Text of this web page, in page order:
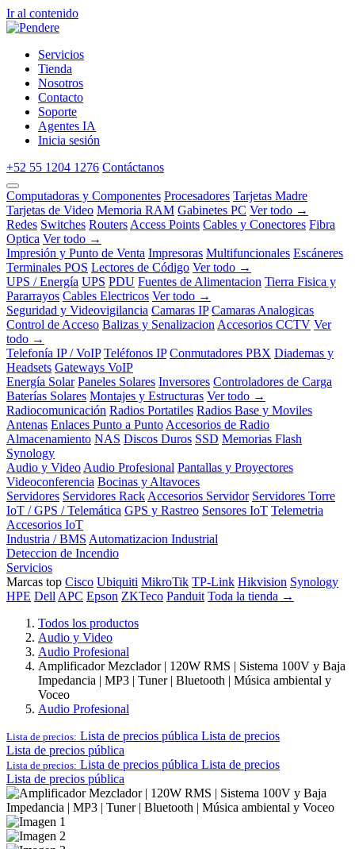
Ir al contenido
Servicios
Tienda
Nosotros
Contacto
Soporte
Agentes IA
Inicia sesión
+52 55 1204 1276 Contáctanos
Computadoras y Componentes Procesadores Tarjetas Madre
Tarjetas de Video Memoria RAM Gabinetes PC Ver todo →
Redes Switches Routers Access Points Cables y Conectores Fibra
Optica Ver todo →
Impresión y Punto de Venta Impresoras Multifuncionales Escáneres
Terminales POS Lectores de Código Ver todo →
UPS / Energía UPS PDU Fuentes de Alimentacion Tierra Fisica y
Pararrayos Cables Electricos Ver todo →
Seguridad y Videovigilancia Camaras IP Camaras Analogicas
Control de Acceso Balizas y Senalizacion Accesorios CCTV Ver
todo →
Telefonía IP / VoIP Teléfonos IP Conmutadores PBX Diademas y
Headsets Gateways VoIP
Energía Solar Paneles Solares Inversores Controladores de Carga
Baterías Solares Montajes y Estructuras Ver todo →
Radiocomunicación Radios Portatiles Radios Base y Moviles
Antenas Enlaces Punto a Punto Accesorios de Radio
Almacenamiento NAS Discos Duros SSD Memorias Flash
Synology
Audio y Video Audio Profesional Pantallas y Proyectores
Videoconferencia Bocinas y Altavoces
Servidores Servidores Rack Accesorios Servidor Servidores Torre
IoT / GPS / Telemática GPS y Rastreo Sensores IoT Telemetria
Accesorios IoT
Industria / BMS Automatizacion Industrial
Deteccion de Incendio
Servicios
Marcas top Cisco Ubiquiti MikroTik TP-Link Hikvision Synology
HPE Dell APC Epson ZKTeco Panduit Toda la tienda →
Todos los productos
Audio y Video
Audio Profesional
Amplificador Mezclador | 120W RMS | Sistema 100V y Baja
Impedancia | MP3 | Tuner | Bluetooth | Música ambiental y
Voceo
Audio Profesional
Lista de precios: Lista de precios pública Lista de precios
Lista de precios pública
Lista de precios: Lista de precios pública Lista de precios
Lista de precios pública